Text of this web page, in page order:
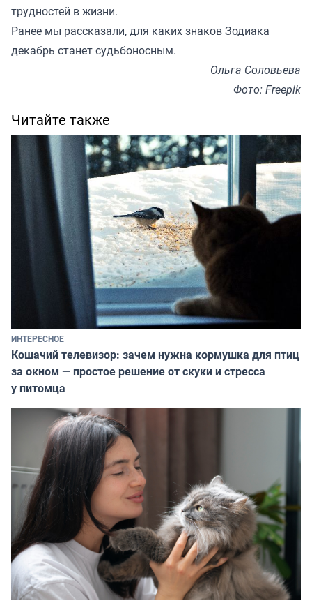
трудностей в жизни.
Ранее мы рассказали, для каких знаков Зодиака
декабрь станет судьбоносным.
Ольга Соловьева
Фото: Freepik
Читайте также
ИНТЕРЕСНОЕ
Кошачий телевизор: зачем нужна кормушка для птиц
за окном — простое решение от скуки и стресса
у питомца